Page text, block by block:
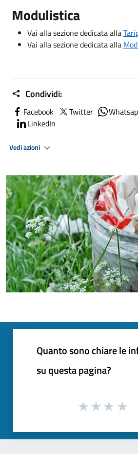
Modulistica
Vai alla sezione dedicata alla
Vai alla sezione dedicata alla
Condividi:
Facebook Twitter
LinkedIn
Vedi azioni
Quanto sono chiare le
su questa pagina?